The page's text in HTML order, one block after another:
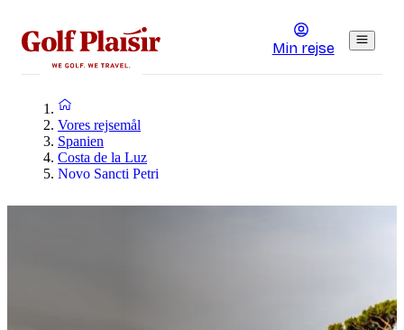
Min rejse
Vores rejsemål
Spanien
Costa de la Luz
Novo Sancti Petri